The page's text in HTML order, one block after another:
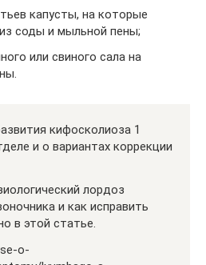
капусты, на которые
соды и мыльной пены;
или свиного сала на
кифосколиоза 1
и о вариантах коррекции
лордоз
и как исправить
в этой статье.
o-